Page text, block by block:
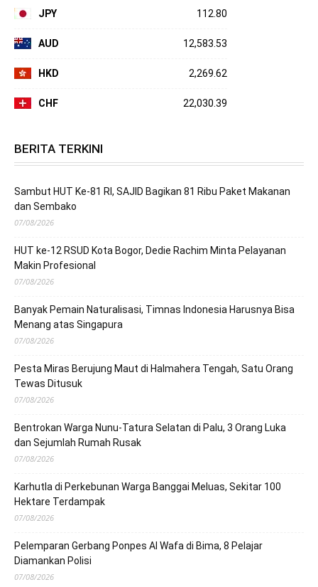
JPY 112.80
AUD 12,583.53
HKD 2,269.62
CHF 22,030.39
BERITA TERKINI
Sambut HUT Ke-81 RI, SAJID Bagikan 81 Ribu Paket Makanan
dan Sembako
07/08/2026
HUT ke-12 RSUD Kota Bogor, Dedie Rachim Minta Pelayanan
Makin Profesional
07/08/2026
Banyak Pemain Naturalisasi, Timnas Indonesia Harusnya Bisa
Menang atas Singapura
07/08/2026
Pesta Miras Berujung Maut di Halmahera Tengah, Satu Orang
Tewas Ditusuk
07/08/2026
Bentrokan Warga Nunu-Tatura Selatan di Palu, 3 Orang Luka
dan Sejumlah Rumah Rusak
07/08/2026
Karhutla di Perkebunan Warga Banggai Meluas, Sekitar 100
Hektare Terdampak
07/08/2026
Pelemparan Gerbang Ponpes Al Wafa di Bima, 8 Pelajar
Diamankan Polisi
07/08/2026